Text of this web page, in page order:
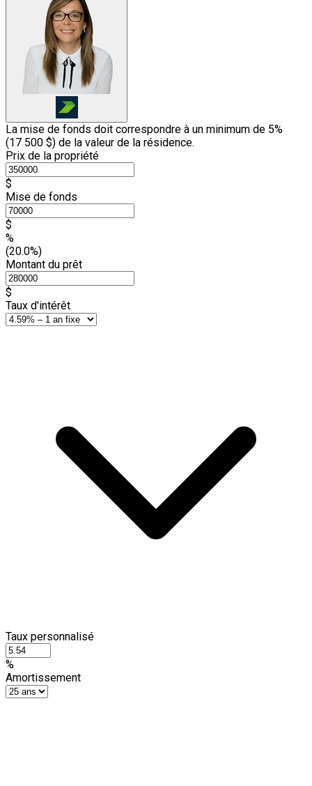
La mise de fonds doit correspondre à un minimum de 5%
(17 500 $) de la valeur de la résidence.
Prix de la propriété
$
Mise de fonds
$
%
(20.0%)
Montant du prêt
$
Taux d'intérêt
Taux personnalisé
%
Amortissement